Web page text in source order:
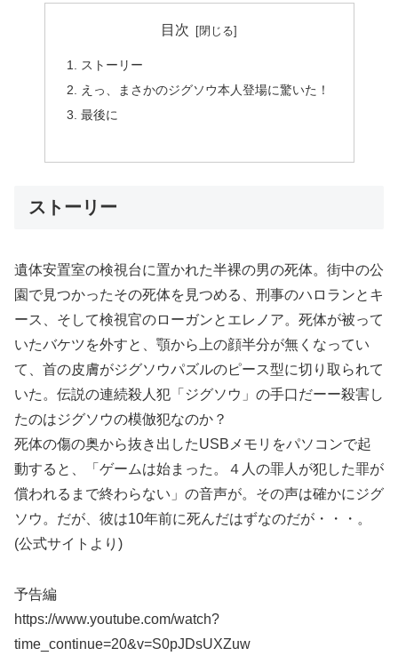
目次
ストーリー
えっ、まさかのジグソウ本人登場に驚いた！
最後に
ストーリー
遺体安置室の検視台に置かれた半裸の男の死体。街中の公
園で見つかったその死体を見つめる、刑事のハロランとキ
ース、そして検視官のローガンとエレノア。死体が被って
いたバケツを外すと、顎から上の顔半分が無くなってい
て、首の皮膚がジグソウパズルのピース型に切り取られて
いた。伝説の連続殺人犯「ジグソウ」の手口だーー殺害し
たのはジグソウの模倣犯なのか？
死体の傷の奥から抜き出したUSBメモリをパソコンで起
動すると、「ゲームは始まった。４人の罪人が犯した罪が
償われるまで終わらない」の音声が。その声は確かにジグ
ソウ。だが、彼は10年前に死んだはずなのだが・・・。
(公式サイトより)
予告編
https://www.youtube.com/watch?
time_continue=20&v=S0pJDsUXZuw